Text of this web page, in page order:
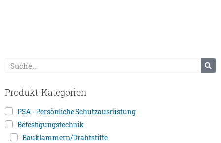
Produkt-Kategorien
PSA - Persönliche Schutzausrüstung
Befestigungstechnik
Bauklammern/Drahtstifte